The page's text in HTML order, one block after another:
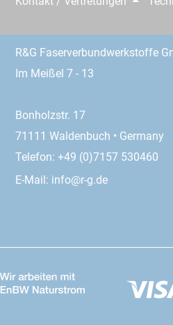
R&G Faserverbundwerkstoffe
Im Meißel 7 - 13
Bonholzstr. 17
71111 Waldenbuch • Germany
Telefon: +49 (0)7157 530460
E-Mail: info@r-g.de